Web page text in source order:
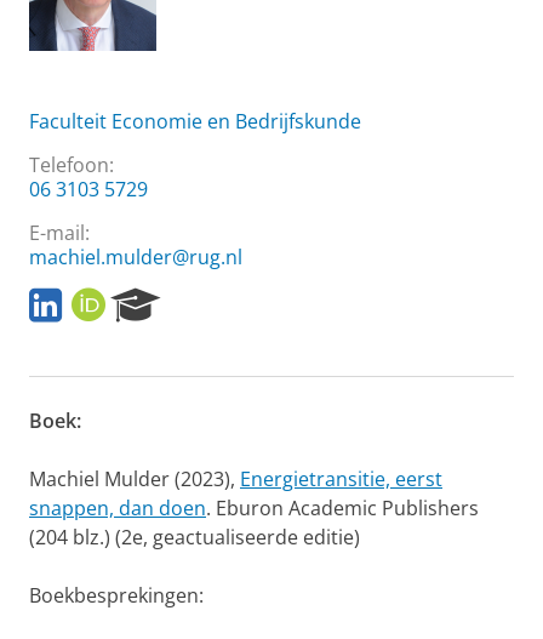
Faculteit Economie en Bedrijfskunde
Telefoon:
06 3103 5729
E-mail:
machiel.mulder@rug.nl
L
i
k
d
n
O
R
I
e
h
P
o
r
a
Boek:
Machiel Mulder (2023), Energietransitie, eerst
snappen, dan doen. Eburon Academic Publishers
(204 blz.) (2e, geactualiseerde editie)
Boekbesprekingen: